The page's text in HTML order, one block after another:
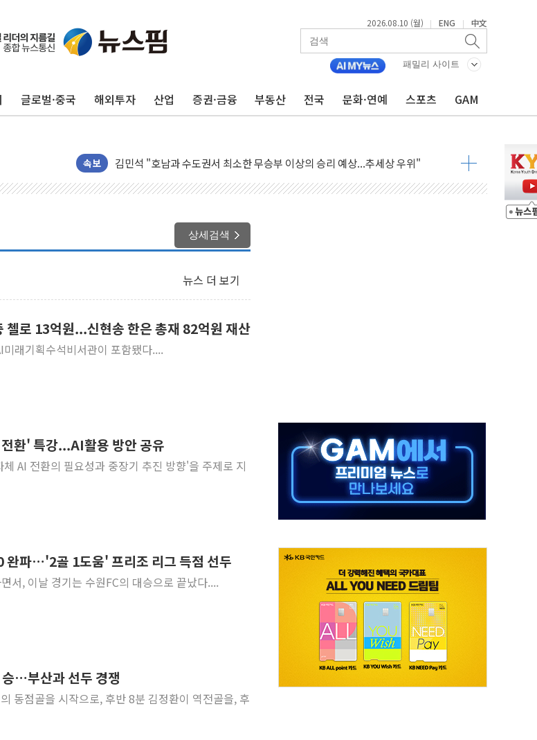
2026.08.10 (월) | ENG | 中文
패밀리 사이트
글로벌·중국 해외투자 산업 증권·금융 부동산 전국 문화·연예 스포츠 GAM
속보
김건희, '로저비비에 선물' 김기현 부부 재판 출석…과태료 언급에 "깎아주세요"
"HBF 표준 공개로 상용화 속도…HBM 후공정株 수혜 전망" - 그로쓰리서치
NH농협금융, '경영계획 Review' 첫 도입…하반기 전략 점검
신창재 교보생명 의장 "수수료 분급제, 보험업계 '머니게임' 바로잡을 계기"
'반도체 독주' 끝나나…이번 달 非반도체가 더 뛰었다
신한카드·홈앤쇼핑, 전통시장 활성화 맞손…빅데이터로 성장시장 발굴
웰컴저축은행, 전 직원 '1인 1 AI 에이전트' 도입
황희, '폐버스 주택' 논란 대국민사과..."청년 주거문제 엄중함 헤어리지 못해"
해명 기자회견 하는 조성환 조이웍스 전 대표
행정안전부-우아한형제들, 착한가격업소 이용 활성화 업무협약 체결식
착한가격업소 이용 활성화 업무협약 체결 마친 윤호중-윤석준
전매제한 기간중 8000만원 웃돈 매매한 2명 검찰 송치
유럽 증시, '싸구려' 꼬리표 떼고 질주…글로벌 자금 몰린다
상세검색
뉴스 더 보기
첼로 13억원...신현송 한은 총재 82억원 재산
미래기획수석비서관이 포함됐다....
환' 특강...AI활용 방안 공유
AI 전환의 필요성과 중장기 추진 방향'을 주제로 지
완파…'2골 1도움' 프리조 리그 득점 선두
서, 이날 경기는 수원FC의 대승으로 끝났다....
…부산과 선두 경쟁
동점골을 시작으로, 후반 8분 김정환이 역전골을, 후